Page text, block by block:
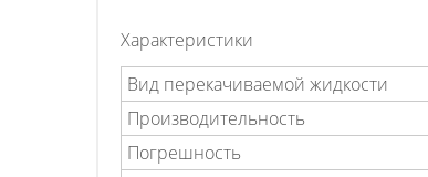
Характеристики
Вид перекачиваемой жидкости
Производительность
Погрешность